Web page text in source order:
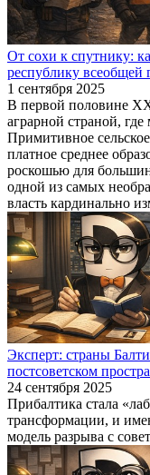
От сохи к спутнику:
республику всеобщей
1 сентября 2025
В первой половине XX
аграрной страной,
Примитивное
платное среднее
роскошью для
одной из самых
власть кардинально
Эксперт: страны
постсоветском
24 сентября 2025
Прибалтика стала
трансформации, и
модель разрыва с